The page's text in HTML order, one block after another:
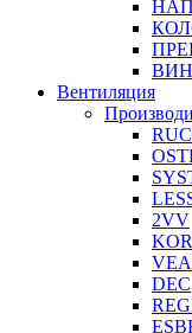
Вентиляция
2VV
DEC